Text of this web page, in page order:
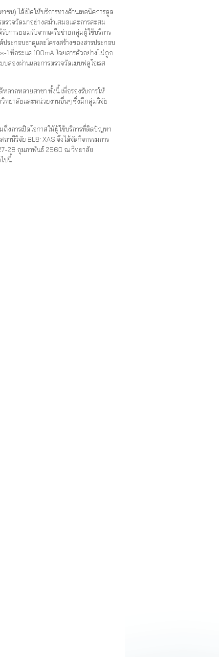
น) ได้เปิดให้บริการทางด้านเทคนิคการดูด
รวจวัดมาอย่างสม่ำเสมอและการสะสม
การยอมรับจากเครือข่ายกลุ่มผู้ใช้บริการ
ะกอบธาตุและโครงสร้างของสารประกอบ
ที่กระแส 100mA โดยสารตัวอย่างไม่ถูก
ส่องผ่านและการตรวจวัดแบบฟลูโอเรส
ลากหลายสาขา ทั้งนี้ เพื่อรองรับการให้
ทยาลัยและหน่วยงานอื่นๆ ซึ่งมีกลุ่มวิจัย
ถึงการเปิดโอกาสให้ผู้ใช้บริการที่ติดปัญหา
านีวิจัย BL8: XAS จึงได้จัดกิจกรรมการ
27-28 กุมภาพันธ์ 2560 ณ วิทยาลัย
ปนี้